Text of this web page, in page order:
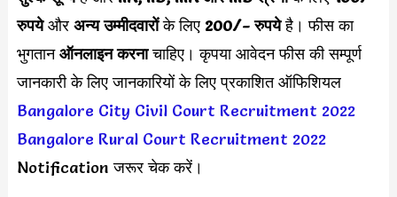
रुपयेऔर अन्य उम्मीदवारोंके लिए 200/- रुपयेहै। फीस का
भुगतानऑनलाइन करनाचाहिए। कृपया आवेदन फीस की सम्पूर्ण
जानकारी के लिए जानकारियों के लिए प्रकाशित ऑफिशियल
Bangalore City Civil Court Recruitment 2022
Bangalore Rural Court Recruitment 2022
Notification जरूर चेक करें।